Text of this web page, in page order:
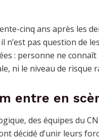
cinq ans après les
n’est pas question de
: personne ne
ni le niveau de risque
entre en
des équipes du
décidé d’unir leurs